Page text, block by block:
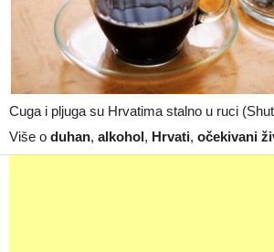
Cuga i pljuga su Hrvatima stalno u ruci
Više o duhan, alkohol, Hrvati, očekivani